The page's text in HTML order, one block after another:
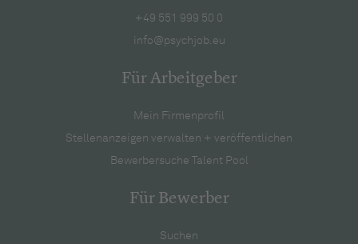
+49 551 999 50 0
info@psychjob.eu
Für Arbeitgeber
Mein Firmenprofil
Stellenanzeigen verwalten + veröffentlichen
Bewerbersuche Talent Pool
Für Bewerber
Suchen